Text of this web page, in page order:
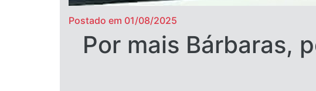
Postado em 01/08/2025
Por mais Bárbaras,